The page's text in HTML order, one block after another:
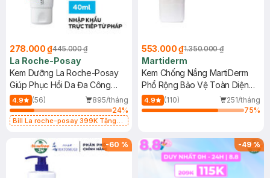
278.000 ₫445.000 ₫
La Roche-Posay
Kem Dưỡng La Roche-Posay
Giúp Phục Hồi Da Đa Công
Dụng 40ml
4.9 (56)
895/tháng
24%
Bill La roche-posay 399K Tặng
(SL có hạn)
553.000 ₫1.350.000 ₫
Martiderm
Kem Chống Nắng MartiDerm
Phổ Rộng Bảo Vệ Toàn Diện
40ml
4.9 (110)
251/tháng
75%
-60 % -49%